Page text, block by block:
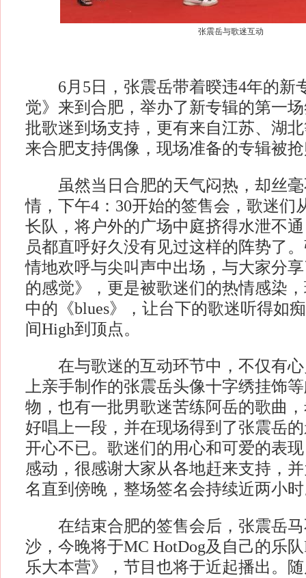
张震岳与歌迷互动
6月5日，张震岳带着暌违4年的新
觉》来到合肥，举办了新专辑的第一
批歌迷到场支持，更有来自江苏、湖
来合肥支持偶像，现场准备的专辑被
虽然当日合肥的天气闷热，却丝毫
情，下午4：30开始的签售会，歌迷们
长队，将户外的广场中庭挤得水泄不
员都直呼好久没有见过这样的阵势了
情地欢呼与尖叫声中出场，与大家分
的感觉》，更是被歌迷们的热情感染
中的《blues》，让台下的歌迷听得如
间High到顶点。
在与歌迷的互动环节中，不仅有心
上亲手制作的张震岳头像十字绣挂饰
物，也有一批男歌迷苦练阿岳的歌曲
好唱上一段，并在现场得到了张震岳
开心不已。歌迷们的用心和可爱的表
感动，很感谢大家从各地赶来支持，
名直到傍晚，整场签名会持续近两小
在结束合肥的签售会后，张震岳马
沙，今晚将于MC HotDog及自己的乐
乐大本营》，节目也将于近起播出。